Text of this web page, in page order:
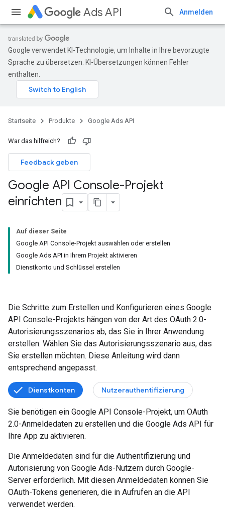
Ads API Anmelden
Google verwendet KI-Technologie, um Inhalte in Ihre bevorzugte
Sprache zu übersetzen. KI-Übersetzungen können Fehler
enthalten.
Startseite Produkte Google Ads API
War das hilfreich?
Feedback geben
Google API Console-Projekt
einrichten
Auf dieser Seite
Google API Console-Projekt auswählen oder erstellen
Google Ads API in Ihrem Projekt aktivieren
Dienstkonto und Schlüssel erstellen
Die Schritte zum Erstellen und Konfigurieren eines Google
API Console-Projekts hängen von der Art des OAuth 2.0-
Autorisierungsszenarios ab, das Sie in Ihrer Anwendung
erstellen. Wählen Sie das Autorisierungsszenario aus, das
Sie erstellen möchten. Diese Anleitung wird dann
entsprechend angepasst.
Dienstkonten Nutzerauthentifizierung
Sie benötigen ein Google API Console-Projekt, um OAuth
2.0-Anmeldedaten zu erstellen und die Google Ads API für
Ihre App zu aktivieren.
Die Anmeldedaten sind für die Authentifizierung und
Autorisierung von Google Ads-Nutzern durch Google-
Server erforderlich. Mit diesen Anmeldedaten können Sie
OAuth-Tokens generieren, die in Aufrufen an die API
verwendet werden.